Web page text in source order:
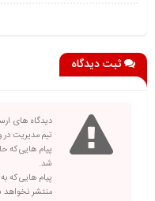
ثبت دیدگاه
دیدگاه های
تیم مدیریت
پیام هایی که
شد.
پیام هایی که
منتشر